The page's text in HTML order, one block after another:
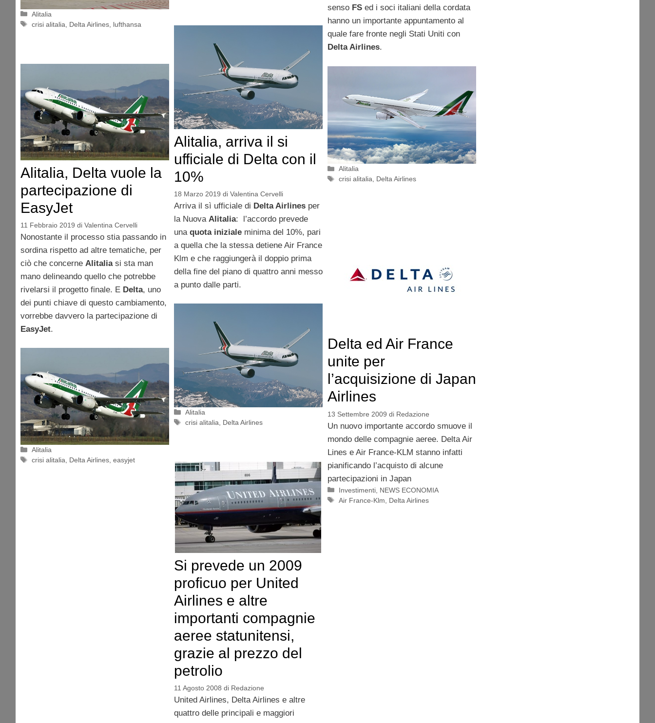
Categorie
Alitalia
Tag
crisi alitalia Delta Airlines lufthansa
sensoFSed i soci italiani della cordata
hanno un importante appuntamento al
quale fare fronte negli Stati Uniti con
Delta Airlines.
Categorie
Alitalia
Tag
crisi alitalia, Delta Airlines
Alitalia, arriva il si
ufficiale di Delta con il
10%
18 Marzo 2019 di Valentina Cervelli
Arriva il sì ufficiale di Delta Airlinesper
la Nuova Alitalia: l’accordo prevede
una quota inizialeminima del 10%, pari
a quella che la stessa detiene Air France
Klm e che raggiungerà il doppio prima
della fine del piano di quattro anni messo
a punto dalle parti.
Categorie
Alitalia
Tag
crisi alitalia Delta Airlines
Alitalia, Delta vuole la
partecipazione di
EasyJet
11 Febbraio 2019 di Valentina Cervelli
Nonostante il processo stia passando in
sordina rispetto ad altre tematiche, per
ciò che concerne Alitaliasi sta man
mano delineando quello che potrebbe
rivelarsi il progetto finale. E Delta, uno
dei punti chiave di questo cambiamento,
vorrebbe davvero la partecipazione di
EasyJet.
Categorie
Alitalia
Tag
crisi alitalia Delta Airlines ,easyjet
Delta ed Air France
unite per
l’acquisizione di Japan
Airlines
13 Settembre 2009 di Redazione
Un nuovo importante accordo smuove il
mondo delle compagnie aeree. Delta Air
Lines e Air France-KLM stanno infatti
pianificando l’acquisto di alcune
partecipazioni in Japan
Categorie
Investimenti NEWS ECONOMIA
Tag
Air France-Klm Delta Airlines
Si prevede un 2009
proficuo per United
Airlines e altre
importanti compagnie
aeree statunitensi,
grazie al prezzo del
petrolio
11 Agosto 2008 di Redazione
United Airlines, Delta Airlines e altre
quattro delle principali e maggiori